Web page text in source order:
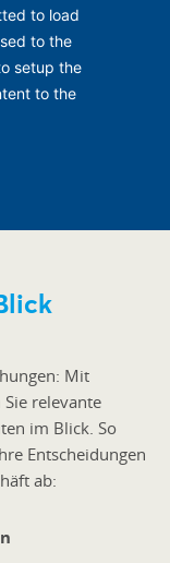
to load
to the
setup the
to the
Mit
relevante
im Blick. So
Entscheidungen
ab: